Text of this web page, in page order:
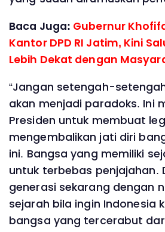
Baca Juga: Gubernur
Kantor DPD RI Jatim, Kini
Lebih Dekat dengan
“Jangan setengah-
akan menjadi paradoks. Ini
Presiden untuk membuat
mengembalikan jati diri
ini. Bangsa yang memiliki
untuk terbebas penjajahan.
generasi sekarang dengan
sejarah bila ingin Indonesia
bangsa yang tercerabut